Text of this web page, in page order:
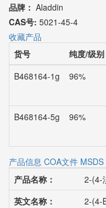
品牌： Aladdin
CAS号: 5021-45-4
收藏产品
货号
纯度/级别
B468164-1g
96%
B468164-5g 96%
产品信息 COA文件 MSDS
产品名称：
2-(4-
英文名称：
2-(4-